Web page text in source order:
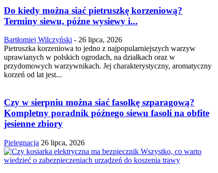
Do kiedy można siać pietruszkę korzeniową?
Terminy siewu, późne wysiewy i...
Bartłomiej Wilczyński - 26 lipca, 2026
Pietruszka korzeniowa to jedno z najpopularniejszych warzyw
uprawianych w polskich ogrodach, na działkach oraz w
przydomowych warzywnikach. Jej charakterystyczny, aromatyczny
korzeń od lat jest...
Czy w sierpniu można siać fasolkę szparagową?
Kompletny poradnik późnego siewu fasoli na obfite
jesienne zbiory
Pielęgnacja 26 lipca, 2026